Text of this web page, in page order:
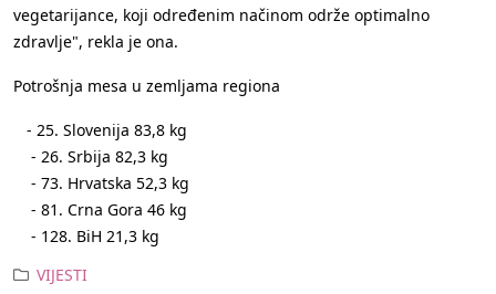
vegetarijance, koji određenim načinom održe optimalno
zdravlje", rekla je ona.
Potrošnja mesa u zemljama regiona
- 25. Slovenija 83,8 kg
- 26. Srbija 82,3 kg
- 73. Hrvatska 52,3 kg
- 81. Crna Gora 46 kg
- 128. BiH 21,3 kg
VIJESTI